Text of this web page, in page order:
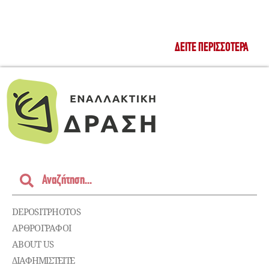
ΔΕΊΤΕ ΠΕΡΙΣΣΌΤΕΡΑ
DEPOSITPHOTOS
ΑΡΘΡΟΓΡΑΦΟΙ
ABOUT US
ΔΙΑΦΗΜΙΣΤΕΊΤΕ